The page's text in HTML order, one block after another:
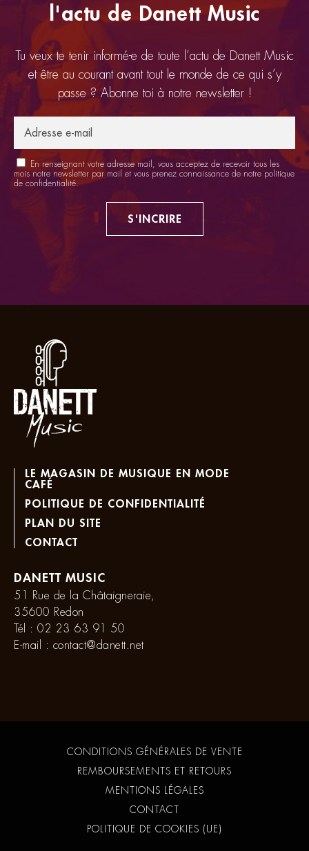
l'actu de Danett Music
Tu veux te tenir informé-e de toute l’actu de Danett Music
et être au courant avant tout le monde de ce qui s’y
passe ? Abonne toi à notre newsletter !
En renseignant votre adresse mail, vous acceptez de recevoir tous les
mois notre newsletter par mail et vous prenez connaissance de notre politique
de confidentialité.
S'INCRIRE
LE MAGASIN DE MUSIQUE EN MODE
CAFÉ
POLITIQUE DE CONFIDENTIALITÉ
PLAN DU SITE
CONTACT
DANETT MUSIC
51 Rue de la Châtaigneraie,
35600 Redon
Tél : 02 23 63 91 50
E-mail : contact@danett.net
CONDITIONS GÉNÉRALES DE VENTE
REMBOURSEMENTS ET RETOURS
MENTIONS LÉGALES
CONTACT
POLITIQUE DE COOKIES (UE)